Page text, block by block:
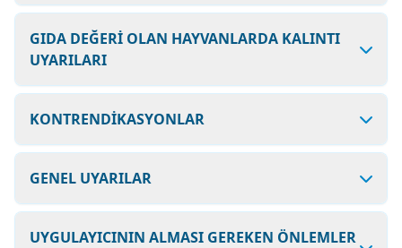
GIDA DEĞERİ OLAN HAYVANLARDA KALINTI
UYARILARI
KONTRENDİKASYONLAR
GENEL UYARILAR
UYGULAYICININ ALMASI GEREKEN ÖNLEMLER